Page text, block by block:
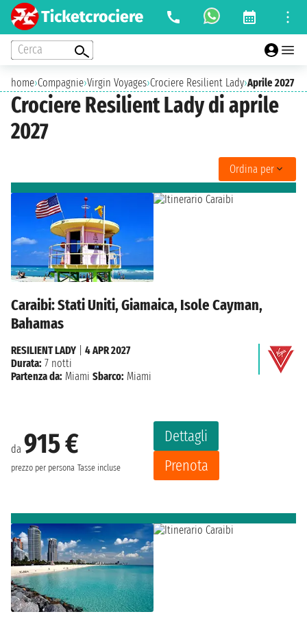
Cerca
home›Compagnie›Virgin Voyages›Crociere Resilient Lady›Aprile 2027
Crociere Resilient Lady di aprile
2027
Ordina per
Caraibi: Stati Uniti, Giamaica, Isole Cayman,
Bahamas
da 915 €
prezzo per persona Tasse incluse
Dettagli
Prenota
RESILIENT LADY
4 APR 2027
Durata: 7 notti
Partenza da: Miami Sbarco: Miami